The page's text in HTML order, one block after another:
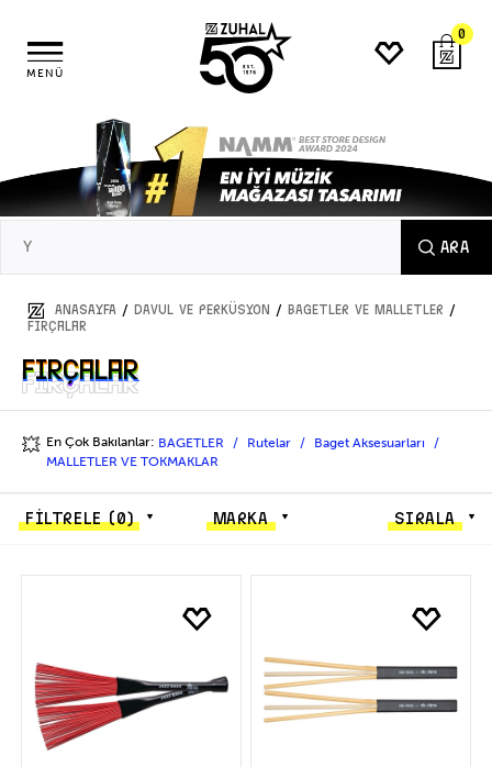
MENÜ
0
ARA
ANASAYFA / DAVUL ve PERKÜSYON / BAGETLER VE MALLETLER /
Fırçalar
Fırçalar
Fırçalar
💥 En Çok Bakılanlar: BAGETLER Rutelar
Baget Aksesuarları
MALLETLER VE TOKMAKLAR
FİLTRELE(0) MARKA SIRALA